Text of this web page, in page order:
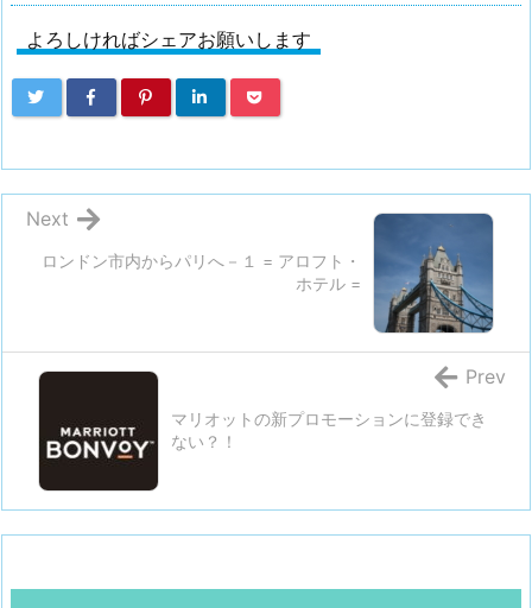
よろしければシェアお願いします
ロンドン市内からパリへ－１ = アロフト・
ホテル =
Next
マリオットの新プロモーションに登録でき
ない？！
Prev